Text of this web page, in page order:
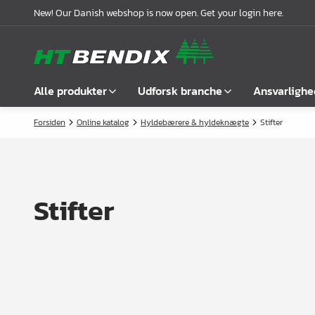
New! Our Danish webshop is now open. Get your login here.
Alle produkter
Vis alle
Låse
Udforsk branche
Møbelindustrien
Garderobeløsninger
Om os
Compliance
Forsiden Online katalog Hyldebærere & hyldeknægte Stifter
Stifter